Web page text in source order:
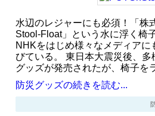
水辺のレジャーにも必須！「株
Stool‐Float」という水に浮く椅
NHKをはじめ様々なメディアに
びている。 東日本大震災後、
グッズが発売されたが、椅子を
防災グッズの続きを読む...
防